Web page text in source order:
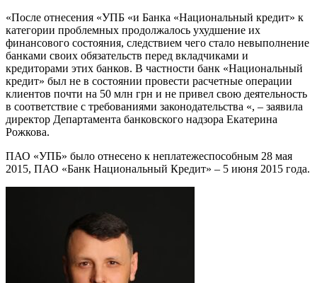
«После отнесения «УПБ «и Банка «Национальный кредит» к
категории проблемных продолжалось ухудшение их
финансового состояния, следствием чего стало невыполнение
банками своих обязательств перед вкладчиками и
кредиторами этих банков. В частности банк «Национальный
кредит» был не в состоянии провести расчетные операции
клиентов почти на 50 млн грн и не привел свою деятельность
в соответствие с требованиями законодательства «, – заявила
директор Департамента банковского надзора Екатерина
Рожкова.
ПАО «УПБ» было отнесено к неплатежеспособным 28 мая
2015, ПАО «Банк Национальный Кредит» – 5 июня 2015 года.